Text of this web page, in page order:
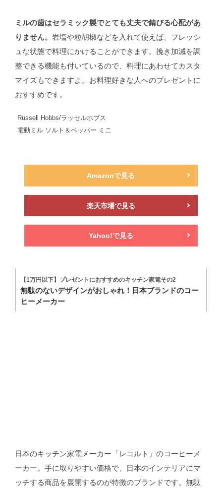
ミルの歯はセラミック製でとても丈夫で錆びる心配があ
りません。 岩塩や粒胡椒などを入れて使えば、フレッシ
ュな状態で料理にかけることができます。挽き加減を調
整できる機能も付いているので、料理にあわせてカスタ
マイズもできますよ。お料理好きな人へのプレゼントに
おすすめです。
Russell Hobbs/ラッセルホブス
電動ミル ソルト＆ペッパー ミニ
Amazonで見る
楽天市場で見る
Yahoo!で見る
【1万円以下】プレゼントにおすすめのキッチン家電その2
無駄のないデザインがおしゃれ！日本ブランドのコー
ヒーメーカー
日本のキッチン家電メーカー「レコルト」のコーヒーメ
ーカー。手に取りやすい価格で、日本のインテリアにマ
ッチする商品を展開するのが特徴のブランドです。無駄